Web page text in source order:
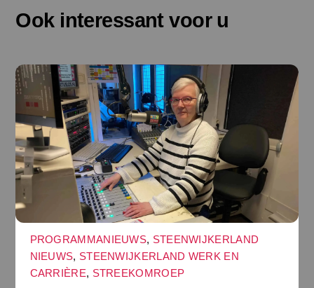
Ook interessant voor u
PROGRAMMANIEUWS, STEENWIJKERLAND
NIEUWS, STEENWIJKERLAND WERK EN
CARRIÈRE, STREEKOMROEP